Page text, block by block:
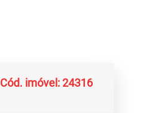
Cód. imóvel: 24316